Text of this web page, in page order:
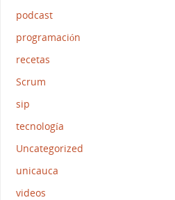
podcast
programación
recetas
Scrum
sip
tecnología
Uncategorized
unicauca
videos